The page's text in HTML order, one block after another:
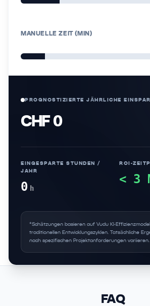
MANUELLE ZEIT (MIN)
PROGNOSTIZIERTE JÄHRLICHE
CHF 0
EINGESPARTE STUNDEN /
JAHR
0 h
ROI-
< 3
*Schätzungen basieren auf Vudu KI-
traditionellen Entwicklungszyklen. Tatsächliche
nach spezifischen Projektanforderungen variieren.
FAQ